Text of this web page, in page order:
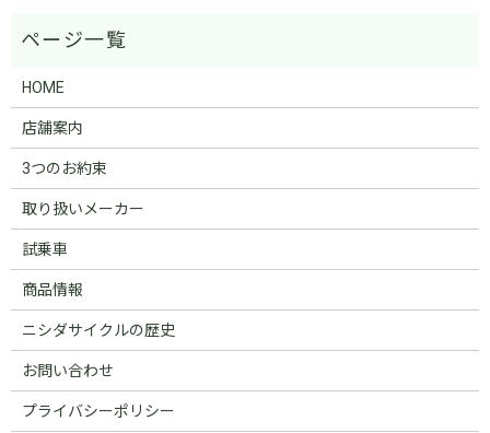
HOME
店舗案内
3つのお約束
取り扱いメーカー
試乗車
商品情報
ニシダサイクルの歴史
お問い合わせ
プライバシーポリシー